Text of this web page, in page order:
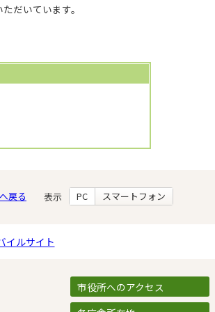
だいています。
戻る 表示 PC スマートフォン
イルサイト
市役所へのアクセス